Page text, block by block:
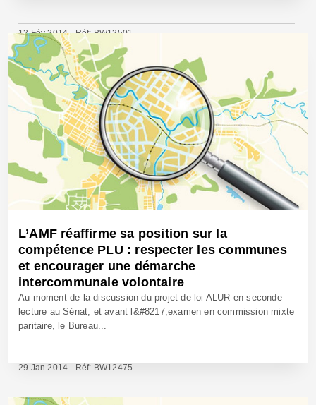
12 Fév 2014 - Réf: BW12501
L’AMF réaffirme sa position sur la
compétence PLU : respecter les communes
et encourager une démarche
intercommunale volontaire
Au moment de la discussion du projet de loi ALUR en seconde
lecture au Sénat, et avant l&#8217;examen en commission mixte
paritaire, le Bureau...
29 Jan 2014 - Réf: BW12475